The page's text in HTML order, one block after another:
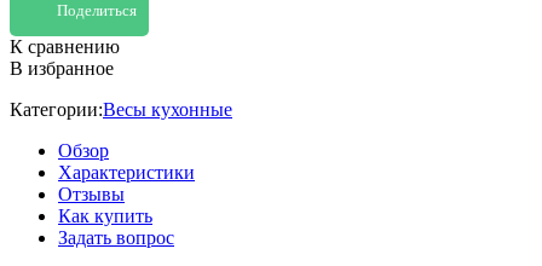
Поделиться
К сравнению
В избранное
Категории:Весы кухонные
Обзор
Характеристики
Отзывы
Как купить
Задать вопрос